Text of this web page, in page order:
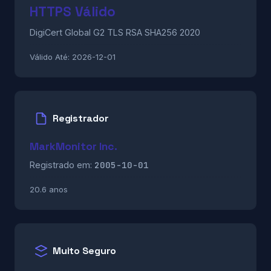
HTTPS Válido
DigiCert Global G2 TLS RSA SHA256 2020
Válido Até: 2026-12-01
Registrador
MarkMonitor Inc.
Registrado em: 2005-10-01
20.6 anos
Muito Seguro